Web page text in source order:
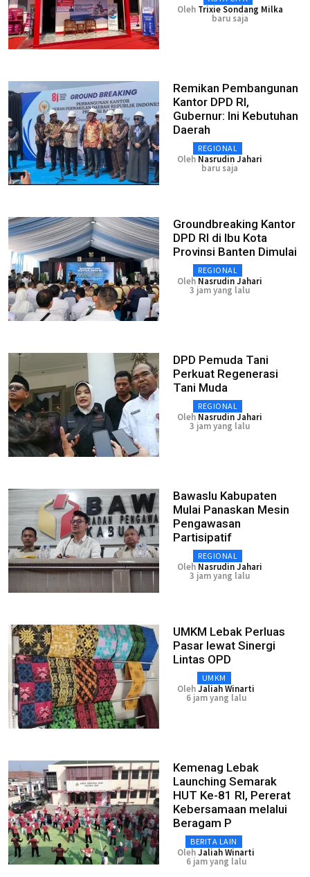
Oleh Trixie Sondang Milka
baru saja
Remikan Pembangunan
Kantor DPD RI,
Gubernur: Ini Kebutuhan
Daerah
REGIONAL
Oleh Nasrudin Jahari
baru saja
Groundbreaking Kantor
DPD RI di Ibu Kota
Provinsi Banten Dimulai
REGIONAL
Oleh Nasrudin Jahari
3 jam yang lalu
DPD Pemuda Tani
Perkuat Regenerasi
Tani Muda
REGIONAL
Oleh Nasrudin Jahari
3 jam yang lalu
Bawaslu Kabupaten
Mulai Panaskan Mesin
Pengawasan
Partisipatif
REGIONAL
Oleh Nasrudin Jahari
3 jam yang lalu
UMKM Lebak Perluas
Pasar lewat Sinergi
Lintas OPD
UMKM
OlehJaliah Winarti
6 jam yang lalu
Kemenag Lebak
Launching Semarak
HUT Ke-81 RI, Pererat
Kebersamaan melalui
Beragam P
BERITA LAIN
OlehJaliah Winarti
6 jam yang lalu